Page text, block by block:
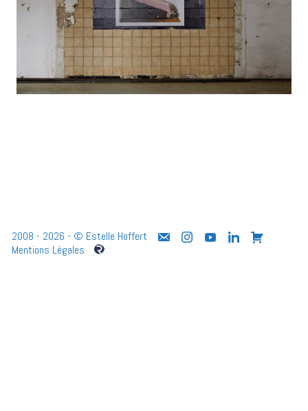
2008 - 2026 - © Estelle Hoffert
Mentions Légales